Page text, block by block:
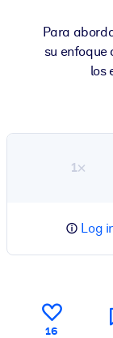
Para
su enfoque
los
1×
Log
16